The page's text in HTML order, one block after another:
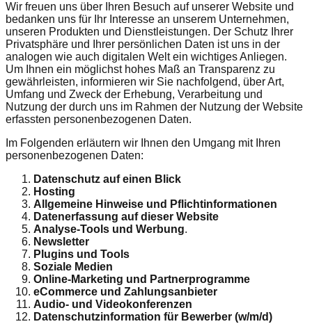
Wir freuen uns über Ihren Besuch auf unserer Website und
bedanken uns für Ihr Interesse an unserem Unternehmen,
unseren Produkten und Dienstleistungen. Der Schutz Ihrer
Privatsphäre und Ihrer persönlichen Daten ist uns in der
analogen wie auch digitalen Welt ein wichtiges Anliegen.
Um Ihnen ein möglichst hohes Maß an Transparenz zu
gewährleisten, informieren wir Sie nachfolgend, über Art,
Umfang und Zweck der Erhebung, Verarbeitung und
Nutzung der durch uns im Rahmen der Nutzung der Website
erfassten personenbezogenen Daten.
Im Folgenden erläutern wir Ihnen den Umgang mit Ihren
personenbezogenen Daten:
Datenschutz auf einen Blick
Hosting
Allgemeine Hinweise und Pflichtinformationen
Datenerfassung auf dieser Website
Analyse-Tools und Werbung.
Newsletter
Plugins und Tools
Soziale Medien
Online-Marketing und Partnerprogramme
eCommerce und Zahlungsanbieter
Audio- und Videokonferenzen
Datenschutzinformation für Bewerber (w/m/d)